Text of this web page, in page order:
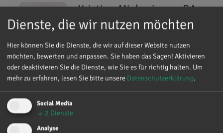
mehr
Kristina Mickovicova, BA
pth.
mehr
Dienste, die wir nutzen möchten
Hier können Sie die Dienste, die wir auf dieser Website nutzen
möchten, bewerten und anpassen. Sie haben das Sagen! Aktivieren
oder deaktivieren Sie die Dienste, wie Sie es für richtig halten. Um
mehr zu erfahren, lesen Sie bitte unsere Datenschutzerklärung.
Social Media
↓ 2 Dienste
Analyse